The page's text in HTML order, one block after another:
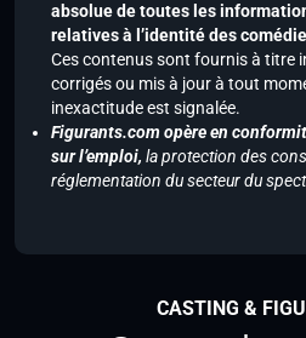
absolue de toutes les
relatives à l’identité des
Ces contenus sont fournis à titre
corrigés ou mis à jour à tout
inexactitude est signalée.
Figurants.com opère en
sur l’emploi, la protection des
réglementation du secteur du
CASTING &